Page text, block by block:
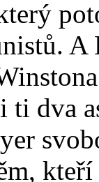
ti dva